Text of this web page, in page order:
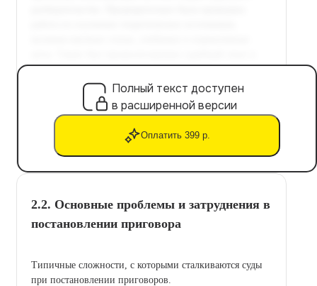
Полный текст доступен
в расширенной версии
Оплатить 399 р.
2.2. Основные проблемы и затруднения в
постановлении приговора
Типичные сложности, с которыми сталкиваются суды
при постановлении приговоров.